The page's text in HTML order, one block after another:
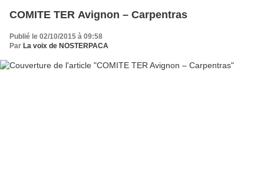
COMITE TER Avignon – Carpentras
Publié le 02/10/2015 à 09:58
Par La voix de NOSTERPACA